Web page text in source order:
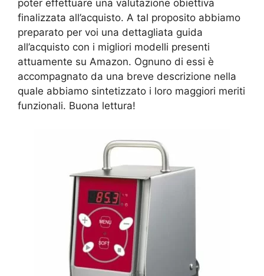
poter effettuare una valutazione obiettiva
finalizzata all’acquisto. A tal proposito abbiamo
preparato per voi una dettagliata guida
all’acquisto con i migliori modelli presenti
attuamente su Amazon. Ognuno di essi è
accompagnato da una breve descrizione nella
quale abbiamo sintetizzato i loro maggiori meriti
funzionali. Buona lettura!